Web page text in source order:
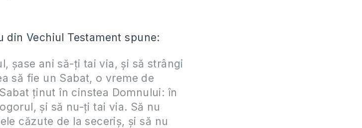
din Vechiul Testament spune:
şase ani să-ţi tai via, şi să strângi
să fie un Sabat, o vreme de
ţinut în cinstea Domnului: în
şi să nu-ţi tai via. Să nu
căzute de la seceriş, şi să nu